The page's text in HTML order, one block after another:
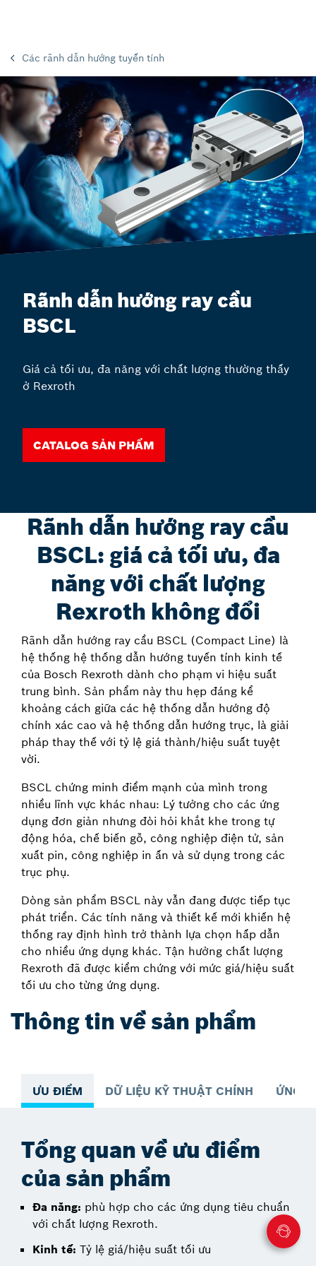
Các rãnh dẫn hướng tuyến tính
Rãnh dẫn hướng ray cầu
BSCL
Giá cả tối ưu, đa năng với chất lượng thường thấy
ở Rexroth
CATALOG SẢN PHẨM
Rãnh dẫn hướng ray cầu
BSCL: giá cả tối ưu, đa
năng với chất lượng
Rexroth không đổi
Rãnh dẫn hướng ray cầu BSCL (Compact Line) là
hệ thống hệ thống dẫn hướng tuyến tính kinh tế
của Bosch Rexroth dành cho phạm vi hiệu suất
trung bình. Sản phẩm này thu hẹp đáng kể
khoảng cách giữa các hệ thống dẫn hướng độ
chính xác cao và hệ thống dẫn hướng trục, là giải
pháp thay thế với tỷ lệ giá thành/hiệu suất tuyệt
vời.
BSCL chứng minh điểm mạnh của mình trong
nhiều lĩnh vực khác nhau: Lý tưởng cho các ứng
dụng đơn giản nhưng đòi hỏi khắt khe trong tự
động hóa, chế biến gỗ, công nghiệp điện tử, sản
xuất pin, công nghiệp in ấn và sử dụng trong các
trục phụ.
Dòng sản phẩm BSCL này vẫn đang được tiếp tục
phát triển. Các tính năng và thiết kế mới khiến hệ
thống ray định hình trở thành lựa chọn hấp dẫn
cho nhiều ứng dụng khác. Tận hưởng chất lượng
Rexroth đã được kiểm chứng với mức giá/hiệu suất
tối ưu cho từng ứng dụng.
Thông tin về sản phẩm
ƯU ĐIỂM DỮ LIỆU KỸ THUẬT CHÍNH ỨNG
Tổng quan về ưu điểm
của sản phẩm
Đa năng: phù hợp cho các ứng dụng tiêu chuẩn
với chất lượng Rexroth.
Kinh tế: Tỷ lệ giá/hiệu suất tối ưu